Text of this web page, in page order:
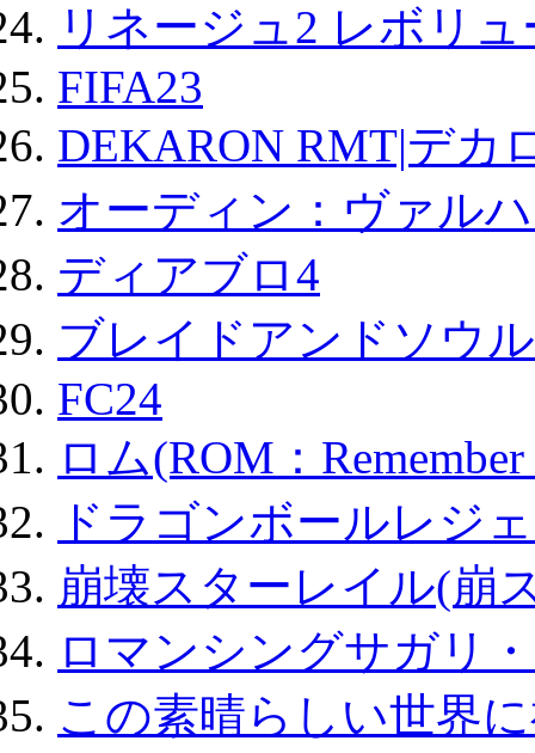
リネージュ2 レボリ
FIFA23
DEKARON RMT|デカ
オーディン：ヴァル
ディアブロ4
ブレイドアンドソウ
FC24
ロム(ROM：
ドラゴンボールレジ
崩壊スターレイル(崩
ロマンシングサガリ
この素晴らしい世界